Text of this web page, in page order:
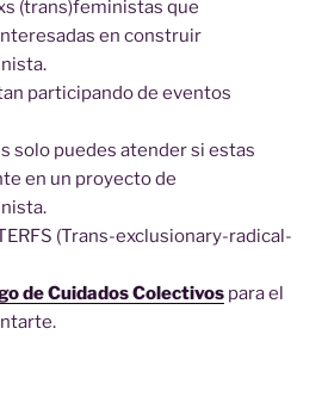
(trans)feministas que
en construir
participando de eventos
solo puedes atender si estas
en un proyecto de
(Trans-exclusionary-radical-
de Cuidados Colectivos para el